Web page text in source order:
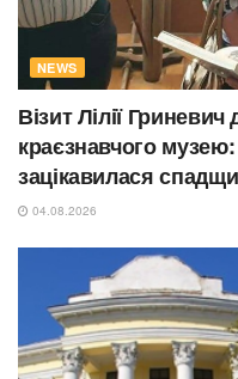
NEWS
Візит Лілії
краєзнавчого музею:
зацікавилася
04.08.2026